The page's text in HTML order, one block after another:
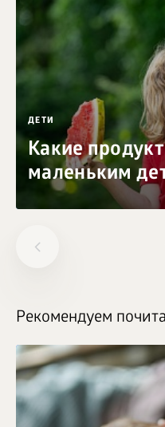
ДЕТИ
Какие
маленьким
Рекомендуем